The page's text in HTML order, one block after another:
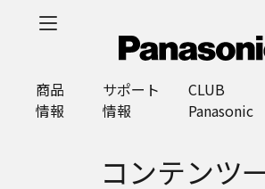
商品
情報
サポート
情報
CLUB
Panasonic
コンテンツ